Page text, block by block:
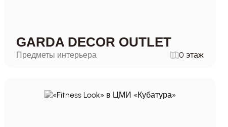
GARDA DECOR OUTLET
Предметы интерьера 0 этаж